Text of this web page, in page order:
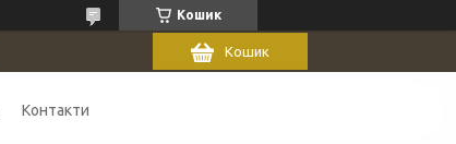
Кошик
Кошик
Контакти